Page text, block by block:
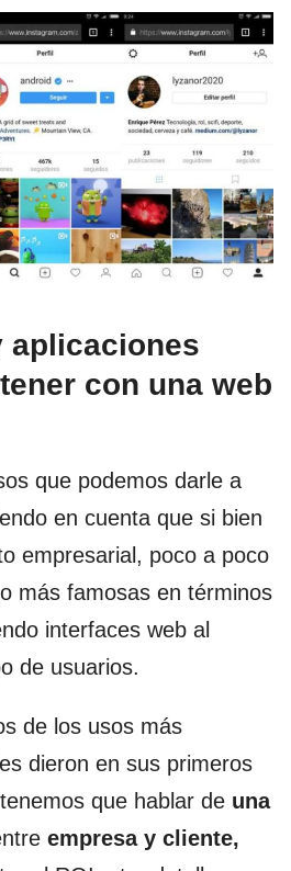
aplicaciones
con una web
que podemos darle a
en cuenta que si bien
empresarial, poco a poco
más famosas en términos
interfaces web al
de usuarios.
de los usos más
dieron en sus primeros
que hablar de una
empresa y cliente,